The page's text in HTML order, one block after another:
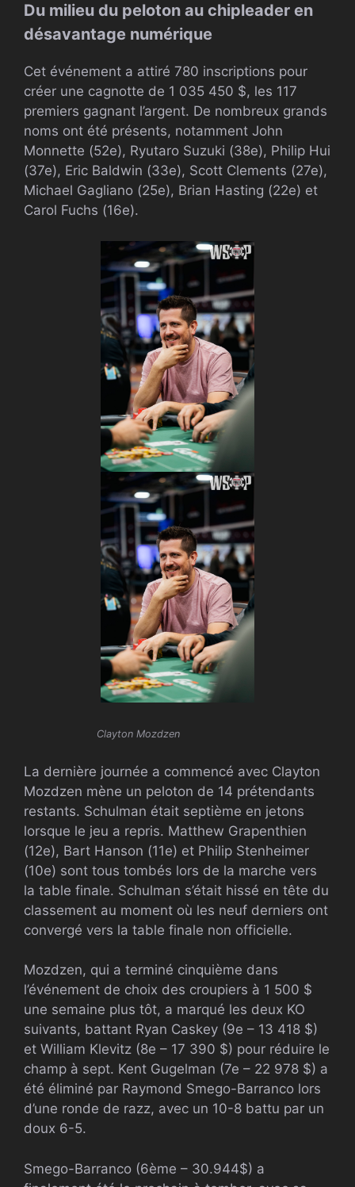
Du milieu du peloton au chipleader en
désavantage numérique
Cet événement a attiré 780 inscriptions pour
créer une cagnotte de 1 035 450 $, les 117
premiers gagnant l’argent. De nombreux grands
noms ont été présents, notamment John
Monnette (52e), Ryutaro Suzuki (38e), Philip Hui
(37e), Eric Baldwin (33e), Scott Clements (27e),
Michael Gagliano (25e), Brian Hasting (22e) et
Carol Fuchs (16e).
Clayton Mozdzen
La dernière journée a commencé avec Clayton
Mozdzen mène un peloton de 14 prétendants
restants. Schulman était septième en jetons
lorsque le jeu a repris. Matthew Grapenthien
(12e), Bart Hanson (11e) et Philip Stenheimer
(10e) sont tous tombés lors de la marche vers
la table finale. Schulman s’était hissé en tête du
classement au moment où les neuf derniers ont
convergé vers la table finale non officielle.
Mozdzen, qui a terminé cinquième dans
l’événement de choix des croupiers à 1 500 $
une semaine plus tôt, a marqué les deux KO
suivants, battant Ryan Caskey (9e – 13 418 $)
et William Klevitz (8e – 17 390 $) pour réduire le
champ à sept. Kent Gugelman (7e – 22 978 $) a
été éliminé par Raymond Smego-Barranco lors
d’une ronde de razz, avec un 10-8 battu par un
doux 6-5.
Smego-Barranco (6ème – 30.944$) a